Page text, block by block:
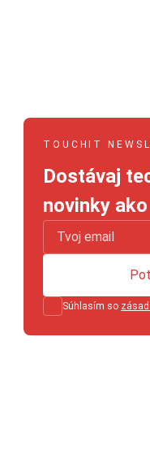
TOUCHIT
Dostávaj
novinky
Súhlasím so